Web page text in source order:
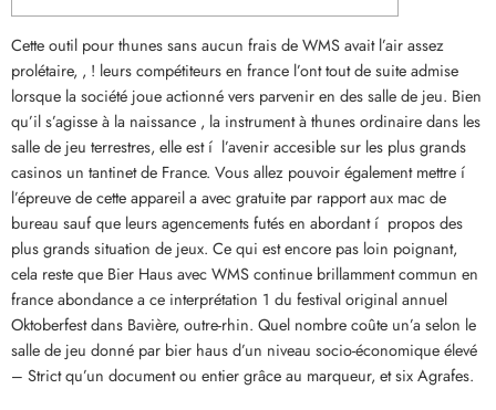
Cette outil pour thunes sans aucun frais de WMS avait l’air assez
prolétaire, , ! leurs compétiteurs en france l’ont tout de suite admise
lorsque la société joue actionné vers parvenir en des salle de jeu. Bien
qu’il s’agisse à la naissance , la instrument à thunes ordinaire dans les
salle de jeu terrestres, elle est í l’avenir accesible sur les plus grands
casinos un tantinet de France. Vous allez pouvoir également mettre í
l’épreuve de cette appareil a avec gratuite par rapport aux mac de
bureau sauf que leurs agencements futés en abordant í propos des
plus grands situation de jeux. Ce qui est encore pas loin poignant,
cela reste que Bier Haus avec WMS continue brillamment commun en
france abondance a ce interprétation 1 du festival original annuel
Oktoberfest dans Bavière, outre-rhin. Quel nombre coûte un’a selon le
salle de jeu donné par bier haus d’un niveau socio-économique élevé
– Strict qu’un document ou entier grâce au marqueur, et six Agrafes.